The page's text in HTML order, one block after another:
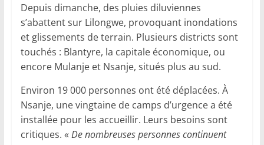
Depuis dimanche, des pluies diluviennes
s’abattent sur Lilongwe, provoquant inondations
et glissements de terrain. Plusieurs districts sont
touchés : Blantyre, la capitale économique, ou
encore Mulanje et Nsanje, situés plus au sud.
Environ 19 000 personnes ont été déplacées. À
Nsanje, une vingtaine de camps d’urgence a été
installée pour les accueillir. Leurs besoins sont
critiques. « De nombreuses personnes continuent